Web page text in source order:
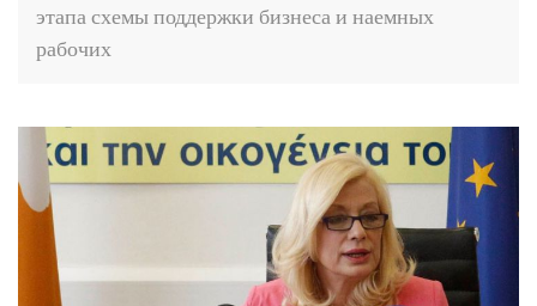
этапа схемы поддержки бизнеса и наемных
рабочих